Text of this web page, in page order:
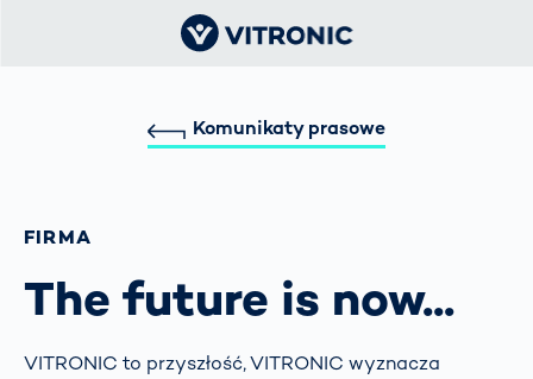
Komunikaty prasowe
FIRMA
The future is now...
VITRONIC to przyszłość, VITRONIC wyznacza